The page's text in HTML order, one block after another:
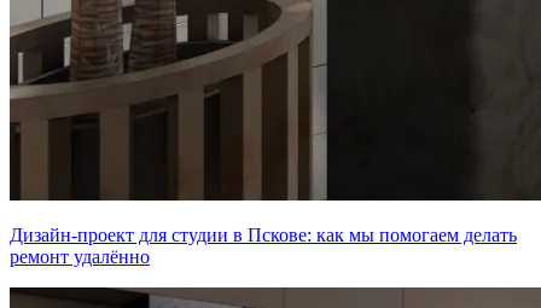
Дизайн-проект для студии в Пскове: как мы помогаем делать
ремонт удалённо